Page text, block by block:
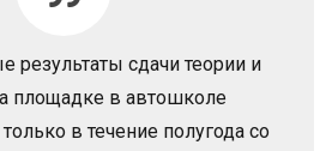
результаты сдачи теории и
площадке в автошколе
в течение полугода со